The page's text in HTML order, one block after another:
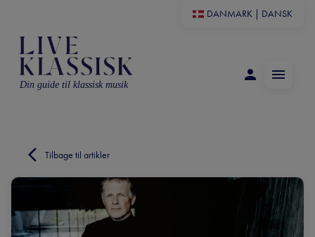
DANMARK DANSK
Din guide til klassisk musik
Tilbage til artikler